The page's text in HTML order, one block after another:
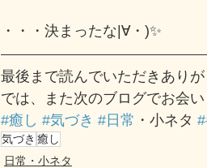
・・・決まったな |∀・)✨
最後まで読んでいただきありが
では、また次のブログでお会
#癒し #気づき #日常 ・小ネタ
気づき 癒し
日常・小ネタ